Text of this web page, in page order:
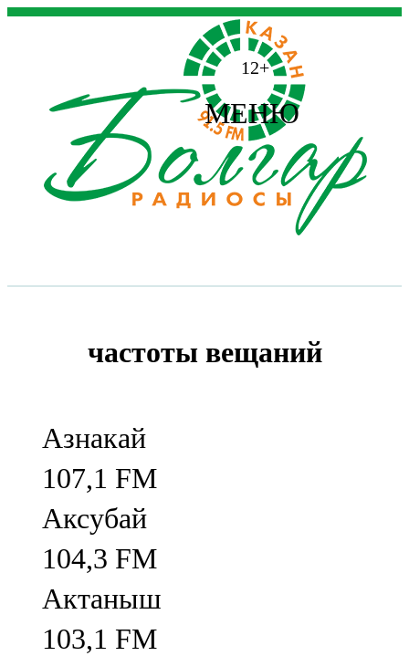
12+
МЕНЮ
частоты вещаний
Азнакай
107,1 FM
Аксубай
104,3 FM
Актаныш
103,1 FM